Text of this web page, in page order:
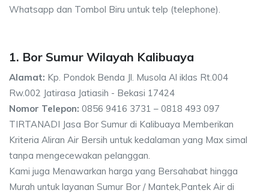
Whatsapp dan Tombol Biru untuk telp (telephone).
1. Bor Sumur Wilayah Kalibuaya
Alamat: Kp. Pondok Benda Jl. Musola Al iklas Rt.004
Rw.002 Jatirasa Jatiasih - Bekasi 17424
Nomor Telepon: 0856 9416 3731 – 0818 493 097
TIRTANADI Jasa Bor Sumur di Kalibuaya Memberikan
Kriteria Aliran Air Bersih untuk kedalaman yang Max simal
tanpa mengecewakan pelanggan.
Kami juga Menawarkan harga yang Bersahabat hingga
Murah untuk layanan Sumur Bor / Mantek,Pantek Air di